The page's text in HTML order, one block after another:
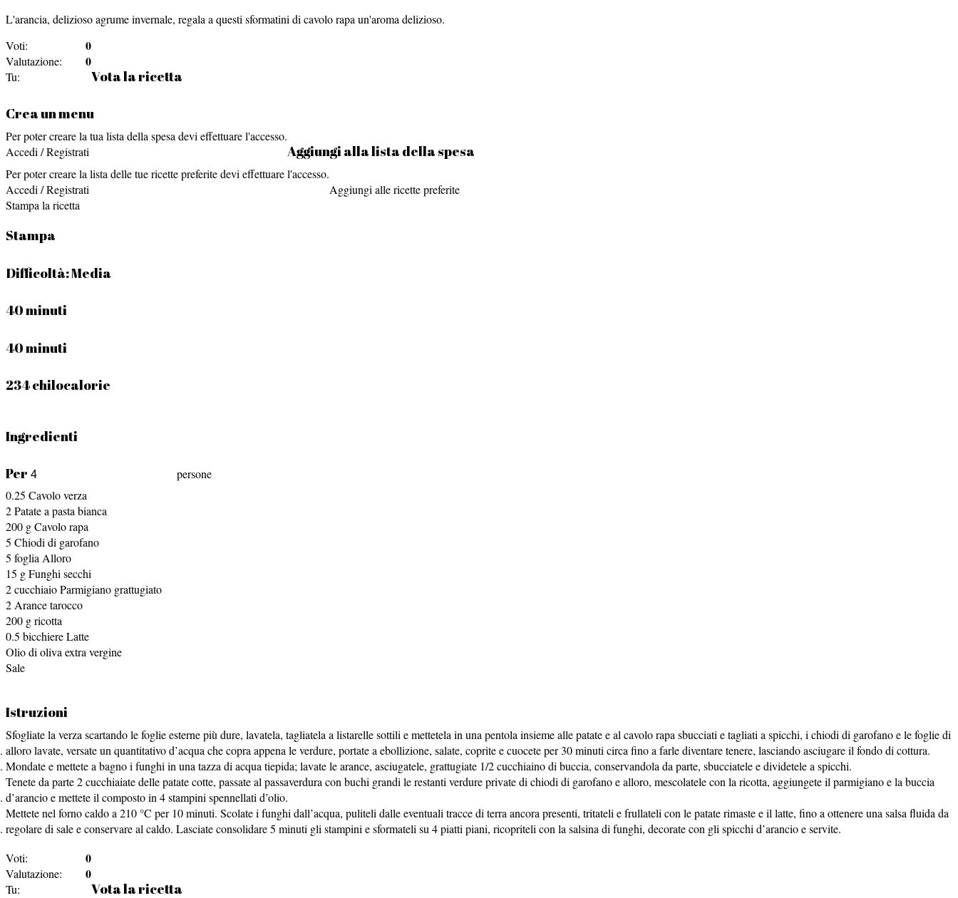
L'arancia, delizioso agrume invernale, regala a questi sformatini di cavolo rapa un'aroma delizioso.
Voti:
0
Valutazione: 0
Tu: Vota la ricetta
Crea un menu
Per poter creare la tua lista della spesa devi effettuare l'accesso.
Accedi / Registrati
Aggiungi alla lista della spesa
Per poter creare la lista delle tue ricette preferite devi effettuare l'accesso.
Accedi / Registrati
Aggiungi alle ricette preferite
Stampa la ricetta
Stampa
Difficoltà:Media
40 minuti
40 minuti
234 chilocalorie
Ingredienti
Per
persone
0.25 Cavolo verza
2Patate a pasta bianca
200 gCavolo rapa
5 Chiodi di garofano
5 fogliaAlloro
15 gFunghi secchi
2cucchiaioParmigiano grattugiato
2Arance tarocco
200 gricotta
0.5 bicchiereLatte
Olio di oliva extra vergine
Sale
Istruzioni
Sfogliate la verza scartando le foglie esterne più dure, lavatela, tagliatela a listarelle sottili e mettetela in una pentola insieme alle patate e al cavolo rapa sbucciati e tagliati a spicchi, i chiodi di garofano e le foglie di
alloro lavate, versate un quantitativo d’acqua che copra appena le verdure, portate a ebollizione, salate, coprite e cuocete per 30 minuti circa fino a farle diventare tenere, lasciando asciugare il fondo di cottura.
Mondate e mettete a bagno i funghi in una tazza di acqua tiepida; lavate le arance, asciugatele, grattugiate 1/2 cucchiaino di buccia, conservandola da parte, sbucciatele e dividetele a spicchi.
Tenete da parte 2 cucchiaiate delle patate cotte, passate al passaverdura con buchi grandi le restanti verdure private di chiodi di garofano e alloro, mescolatele con la ricotta, aggiungete il parmigiano e la buccia
d’arancio e mettete il composto in 4 stampini spennellati d’olio.
Mettete nel forno caldo a 210 °C per 10 minuti. Scolate i funghi dall’acqua, puliteli dalle eventuali tracce di terra ancora presenti, tritateli e frullateli con le patate rimaste e il latte, fino a ottenere una salsa fluida da
regolare di sale e conservare al caldo. Lasciate consolidare 5 minuti gli stampini e sformateli su 4 piatti piani, ricopriteli con la salsina di funghi, decorate con gli spicchi d’arancio e servite.
Voti:
0
Valutazione: 0
Tu: Vota la ricetta